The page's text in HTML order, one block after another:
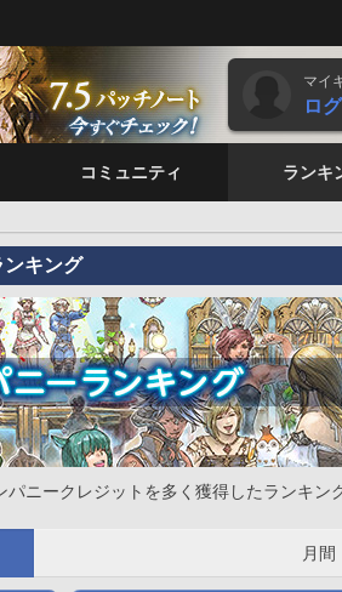
マイ
ロ
コミュニティ ランキ
ンキング
ニークレジットを多く獲得したランキン
月間